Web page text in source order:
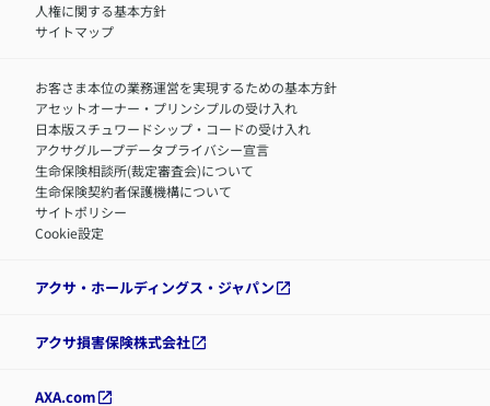
人権に関する基本方針
サイトマップ
お客さま本位の業務運営を実現するための基本方針
アセットオーナー・プリンシプルの受け入れ
日本版スチュワードシップ・コードの受け入れ
アクサグループデータプライバシー宣言
生命保険相談所(裁定審査会)について
生命保険契約者保護機構について
サイトポリシー
Cookie設定
アクサ・ホールディングス・ジャパン
アクサ損害保険株式会社
AXA.com